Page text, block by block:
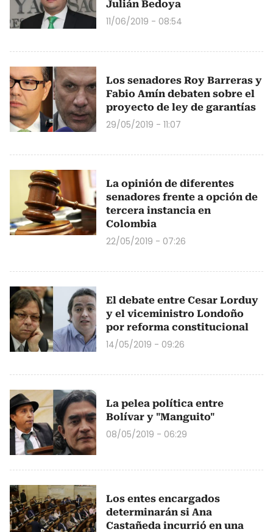
Julián Bedoya
11/06/2019 - 08:54
Los senadores Roy Barreras y
Fabio Amín debaten sobre el
proyecto de ley de garantías
29/05/2019 - 11:07
La opinión de diferentes
senadores frente a opción de
tercera instancia en
Colombia
22/05/2019 - 07:26
El debate entre Cesar Lorduy
y el viceministro Londoño
por reforma constitucional
14/05/2019 - 09:26
La pelea política entre
Bolívar y "Manguito"
08/05/2019 - 06:29
Los entes encargados
determinarán si Ana
Castañeda incurrió en una